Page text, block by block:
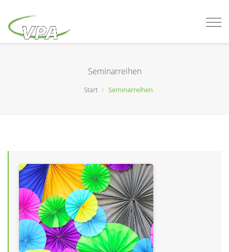
Seminarreihen
Start Seminarreihen